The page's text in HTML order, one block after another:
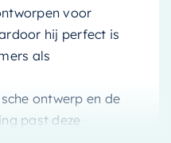
voor
hij perfect is
als
ontwerp en de
past deze